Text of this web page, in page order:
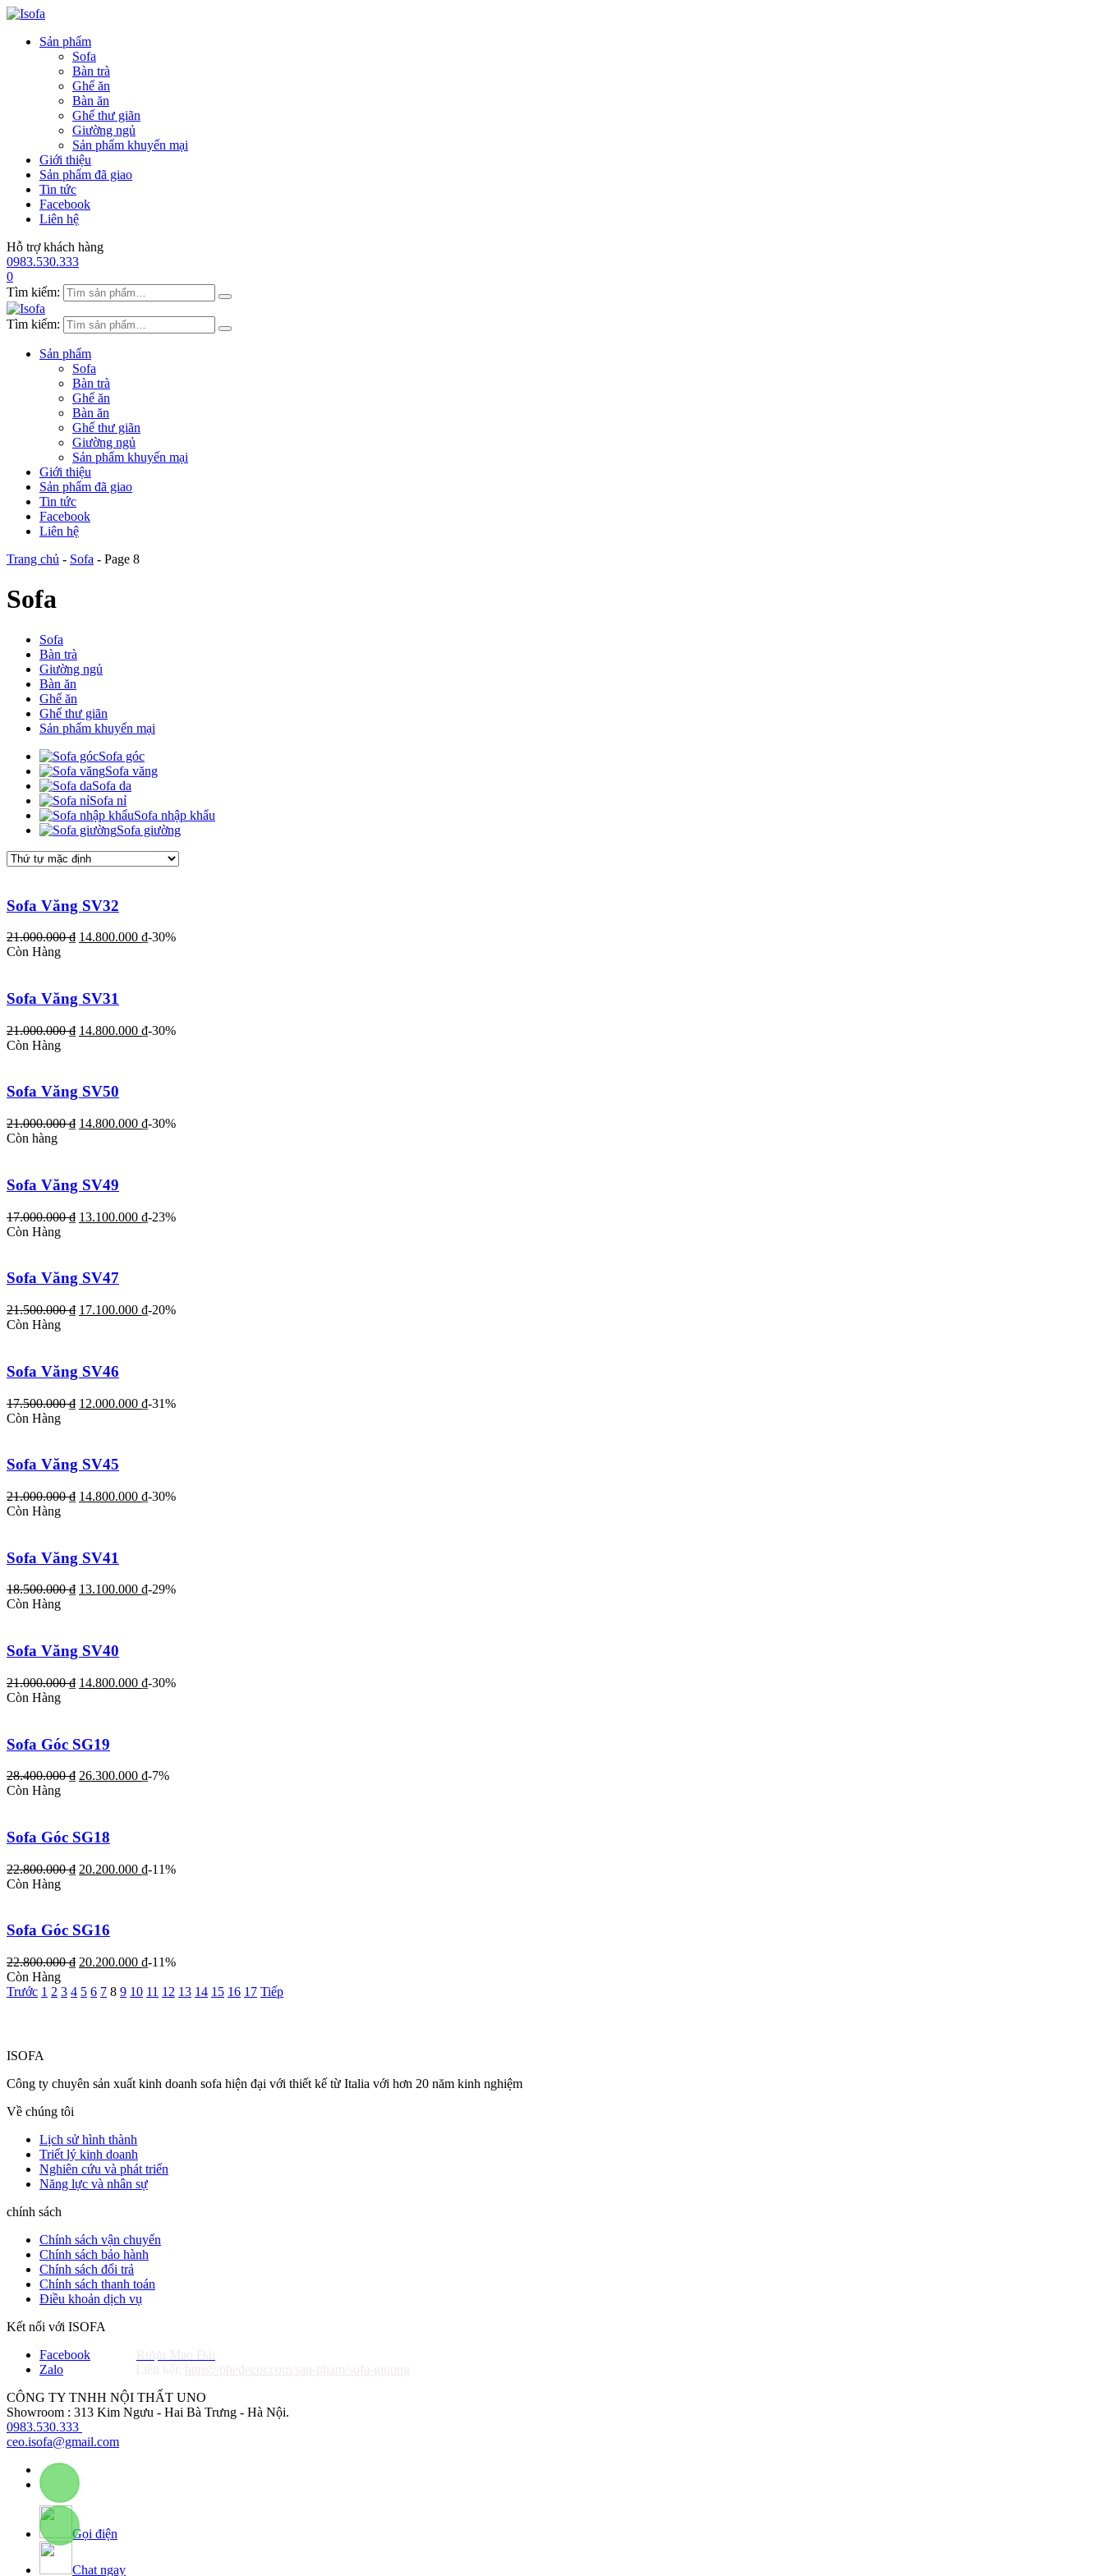
Sản phẩm
Sofa
Bàn trà
Ghế ăn
Bàn ăn
Ghế thư giãn
Giường ngủ
Sản phẩm khuyến mại
Giới thiệu
Sản phẩm đã giao
Tin tức
Facebook
Liên hệ
Hỗ trợ khách hàng
0983.530.333
0
Tìm kiếm:
Tìm kiếm:
Sản phẩm
Sofa
Bàn trà
Ghế ăn
Bàn ăn
Ghế thư giãn
Giường ngủ
Sản phẩm khuyến mại
Giới thiệu
Sản phẩm đã giao
Tin tức
Facebook
Liên hệ
Trang chủ - Sofa - Page 8
Sofa
Sofa
Bàn trà
Giường ngủ
Bàn ăn
Ghế ăn
Ghế thư giãn
Sản phẩm khuyến mại
Sofa góc
Sofa văng
Sofa da
Sofa nỉ
Sofa nhập khẩu
Sofa giường
Sofa Văng SV32
21.000.000₫ 14.800.000 ₫-30%
Còn Hàng
Sofa Văng SV31
21.000.000₫ 14.800.000 ₫-30%
Còn Hàng
Sofa Văng SV50
21.000.000₫ 14.800.000 ₫-30%
Còn hàng
Sofa Văng SV49
17.000.000₫ 13.100.000 ₫-23%
Còn Hàng
Sofa Văng SV47
21.500.000₫ 17.100.000 ₫-20%
Còn Hàng
Sofa Văng SV46
17.500.000₫ 12.000.000 ₫-31%
Còn Hàng
Sofa Văng SV45
21.000.000₫ 14.800.000 ₫-30%
Còn Hàng
Sofa Văng SV41
18.500.000₫ 13.100.000 ₫-29%
Còn Hàng
Sofa Văng SV40
21.000.000₫ 14.800.000 ₫-30%
Còn Hàng
Sofa Góc SG19
28.400.000₫ 26.300.000 ₫-7%
Còn Hàng
Sofa Góc SG18
22.800.000₫ 20.200.000 ₫-11%
Còn Hàng
Sofa Góc SG16
22.800.000₫ 20.200.000 ₫-11%
Còn Hàng
Trước 1 2 3 4 5 6 7 8 9 10 11 12 13 14 15 16 17 Tiếp
ISOFA
Công ty chuyên sản xuất kinh doanh sofa hiện đại với thiết kế từ Italia với hơn 20 năm kinh nghiệm
Về chúng tôi
Lịch sử hình thành
Triết lý kinh doanh
Nghiên cứu và phát triển
Năng lực và nhân sự
chính sách
Chính sách vận chuyển
Chính sách bảo hành
Chính sách đổi trả
Chính sách thanh toán
Điều khoản dịch vụ
Kết nối với ISOFA
Facebook
Zalo
CÔNG TY TNHH NỘI THẤT UNO
Showroom : 313 Kim Ngưu - Hai Bà Trưng - Hà Nội.
0983.530.333
ceo.isofa@gmail.com
Gọi điện
Chat ngay